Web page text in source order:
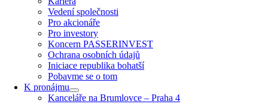
Vedení společnosti
Pro akcionáře
Pro investory
Koncern PASSERINVEST
Ochrana osobních údajů
Iniciace republika bohatší
Pobavme se o tom
K pronájmu
Kanceláře na Brumlovce – Praha 4